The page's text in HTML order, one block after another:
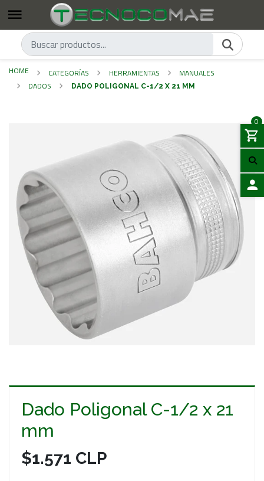
0
LOGIN
HOME CATEGORÍAS HERRAMIENTAS
MANUALES
DADOS
DADO POLIGONAL C-1/2 X 21 MM
Dado Poligonal C-1/2 x 21
mm
$1.571 CLP